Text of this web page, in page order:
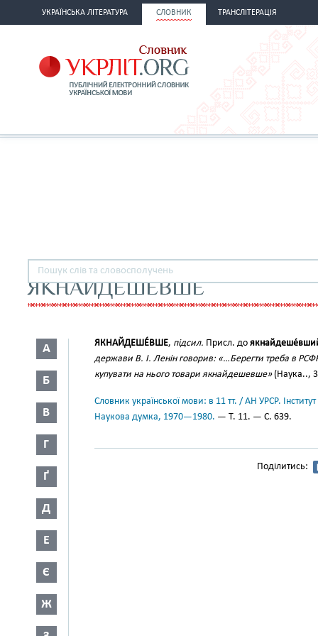
УКРАЇНСЬКА ЛІТЕРАТУРА СЛОВНИК ТРАНСЛІТЕРАЦІЯ
ЯКНАЙДЕШЕВШЕ
А
Б
В
Г
Ґ
Д
Е
Є
Ж
ЯКНАЙДЕШЕ́ВШЕ, підсил. Присл. до
держави В. І. Ленін говорив: «…Берегти треба в
купувати на нього товари якнайдешевше»(Наука..,
Словник української мови: в 11 тт. / АН УРСР.
Наукова думка, 1970—1980. — Т. 11. — С. 639.
Поділитись: